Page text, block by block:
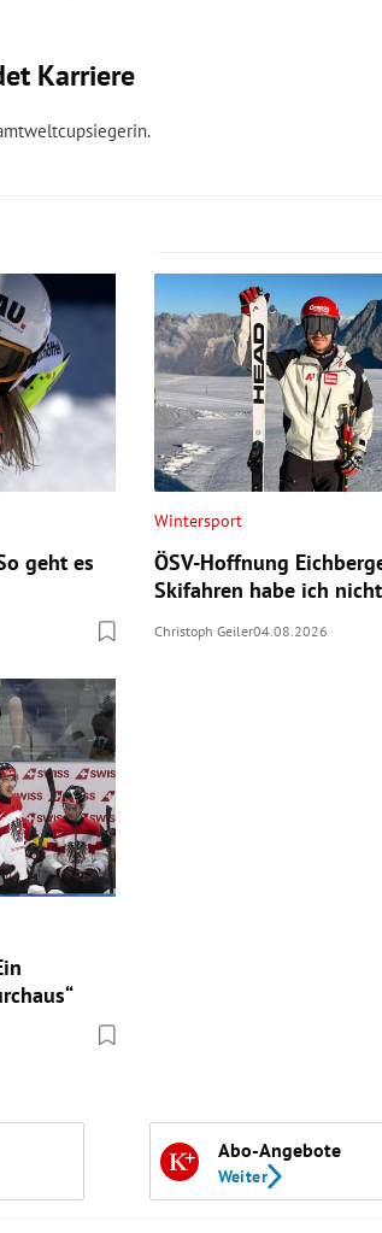
Karriere
geht es
Wintersport
ÖSV-Hoffnung
Skifahren habe ich
Christoph Geiler04.08.2026
Abo-Angebote
Weiter